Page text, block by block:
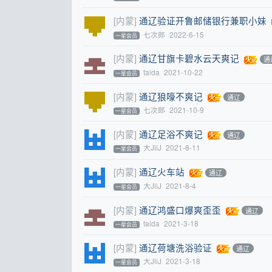
[内蒙] 通辽验证开鲁邮储银行兼职小妹
一星会员 七次郎 2022-6-15
[内蒙] 通辽甘旗卡碧水云天爽记 通
一星会员 taida 2021-10-22
[内蒙] 通辽狼嚎不爽记 通辽
一星会员 七次郎 2021-10-9
[内蒙] 通辽足浴不爽记 通辽
一星会员 大JiiJ 2021-8-11
[内蒙] 通辽火车站 通辽
一星会员 大JiiJ 2021-8-4
[内蒙] 通辽鸿盛口爆爽歪歪 通辽
一星会员 taida 2021-3-18
[内蒙] 通辽荷塘洗浴验证 通辽
一星会员 大JiiJ 2021-3-18